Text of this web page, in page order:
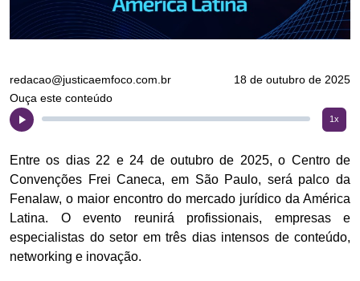
redacao@justicaemfoco.com.br
18 de outubro de 2025
Ouça este conteúdo
1x
Entre os dias 22 e 24 de outubro de 2025, o Centro de
Convenções Frei Caneca, em São Paulo, será palco da
Fenalaw, o maior encontro do mercado jurídico da América
Latina. O evento reunirá profissionais, empresas e
especialistas do setor em três dias intensos de conteúdo,
networking e inovação.